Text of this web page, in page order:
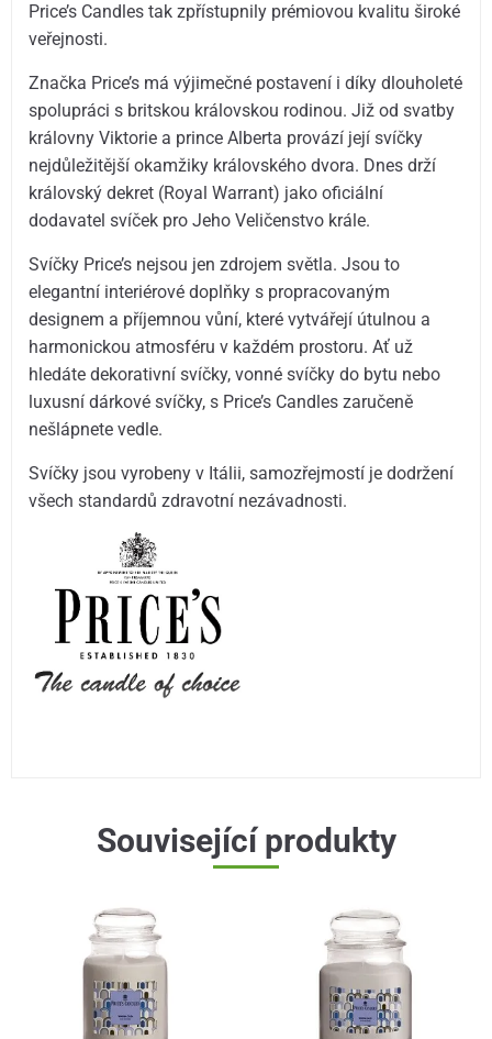
Price’s Candles tak zpřístupnily prémiovou kvalitu široké
veřejnosti.
Značka Price’s má výjimečné postavení i díky dlouholeté
spolupráci s britskou královskou rodinou. Již od svatby
královny Viktorie a prince Alberta provází její svíčky
nejdůležitější okamžiky královského dvora. Dnes drží
královský dekret (Royal Warrant) jako oficiální
dodavatel svíček pro Jeho Veličenstvo krále.
Svíčky Price’s nejsou jen zdrojem světla. Jsou to
elegantní interiérové doplňky s propracovaným
designem a příjemnou vůní, které vytvářejí útulnou a
harmonickou atmosféru v každém prostoru. Ať už
hledáte dekorativní svíčky, vonné svíčky do bytu nebo
luxusní dárkové svíčky, s Price’s Candles zaručeně
nešlápnete vedle.
Svíčky jsou vyrobeny v Itálii, samozřejmostí je dodržení
všech standardů zdravotní nezávadnosti.
Související produkty